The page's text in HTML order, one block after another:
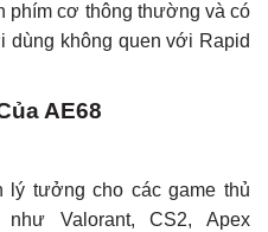
phím cơ thông thường và có
không quen với Rapid
AE68
lý tưởng cho các game thủ
Valorant, CS2, Apex